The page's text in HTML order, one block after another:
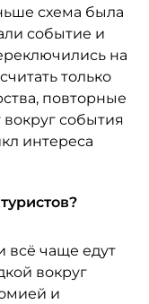
схема была
событие и
на
только
повторные
вокруг события
интереса
всё чаще едут
вокруг
и